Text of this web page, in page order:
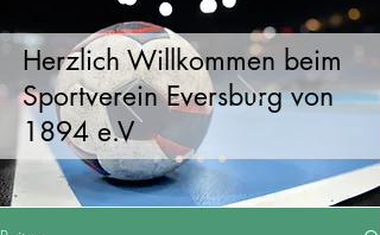
Herzlich Willkommen beim
Sportverein Eversburg von
1894 e.V